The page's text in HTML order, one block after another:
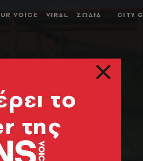
VOICE VIRAL ΖΩΔΙΑ CITY
το
της